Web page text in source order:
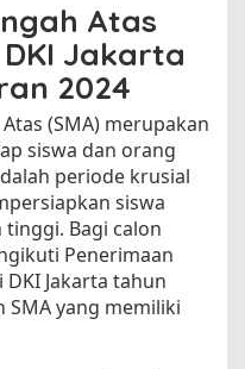
Atas
Jakarta
2024
(SMA) merupakan
siswa dan orang
periode krusial
siswa
Bagi calon
Penerimaan
DKI Jakarta tahun
yang memiliki